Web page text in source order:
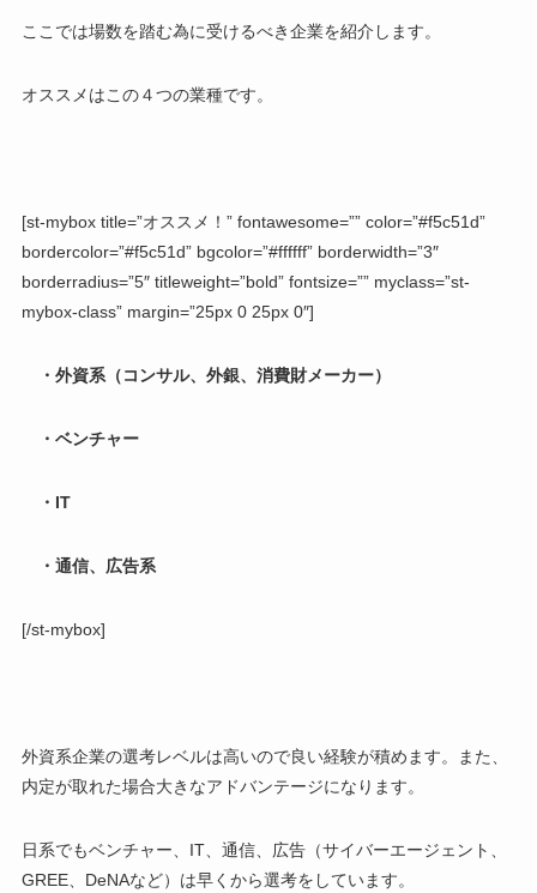
ここでは場数を踏む為に受けるべき企業を紹介します。
オススメはこの４つの業種です。
[st-mybox title=”オススメ！” fontawesome=”” color=”#f5c51d”
bordercolor=”#f5c51d” bgcolor=”#ffffff” borderwidth=”3″
borderradius=”5″ titleweight=”bold” fontsize=”” myclass=”st-
mybox-class” margin=”25px 0 25px 0″]
・外資系（コンサル、外銀、消費財メーカー）
・ベンチャー
・IT
・通信、広告系
[/st-mybox]
外資系企業の選考レベルは高いので良い経験が積めます。また、
内定が取れた場合大きなアドバンテージになります。
日系でもベンチャー、IT、通信、広告（サイバーエージェント、
GREE、DeNAなど）は早くから選考をしています。